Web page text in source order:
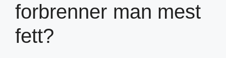
forbrenner man mest
fett?